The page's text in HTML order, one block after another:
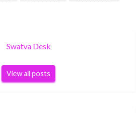
Swatva Desk
View all posts